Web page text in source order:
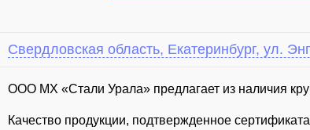
Свердловская область, Екатеринбург, ул.
ООО МХ «Стали Урала» предлагает из наличия
Качество продукции, подтвержденное